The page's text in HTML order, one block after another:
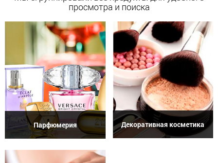
просмотра и поиска
Парфюмерия Декоративная косметика